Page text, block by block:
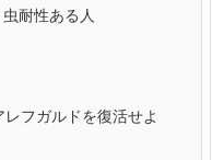
耐性ある人
フガルドを復活せよ